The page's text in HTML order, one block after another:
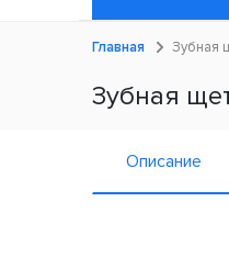
Главная Зубная
Зубная
Описание